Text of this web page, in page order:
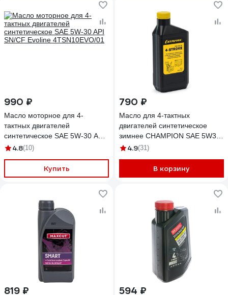
990 ₽
Масло моторное для 4-
тактных двигателей
синтетическое SAE 5W-30 API
SN/CF Evoline 4TSN10EVO/01
4.8(10)
Купить
790 ₽
Масло для 4-тактных
двигателей синтетическое
зимнее CHAMPION SAE 5W30
API SL/CF 0.6л 952855
4.9(31)
В корзину
819 ₽ 594 ₽